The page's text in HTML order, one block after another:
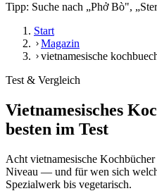
Tipp: Suche nach „Phở Bò",
Start
Magazin
vietnamesische
Test & Vergleich
Vietnamesisches
besten im Test
Acht vietnamesische
Niveau — und für wen sich
Spezialwerk bis vegetarisch.